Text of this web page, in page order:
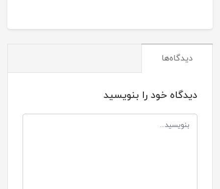
دیدگاه‌ها
دیدگاه خود را بنویسید